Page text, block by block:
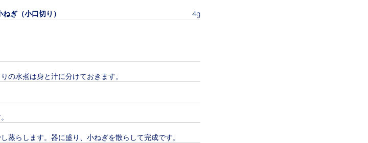
ねぎ（小口切り）
4g
の水煮は身と汁に分けておきます。
らします。器に盛り、小ねぎを散らして完成です。